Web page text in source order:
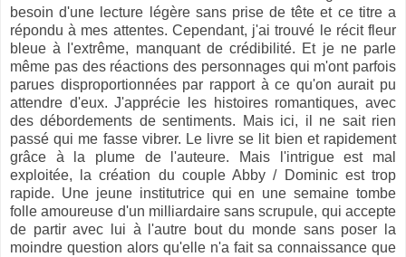
besoin d'une lecture légère sans prise de tête et ce titre a
répondu à mes attentes. Cependant, j'ai trouvé le récit fleur
bleue à l'extrême, manquant de crédibilité. Et je ne parle
même pas des réactions des personnages qui m'ont parfois
parues disproportionnées par rapport à ce qu'on aurait pu
attendre d'eux. J'apprécie les histoires romantiques, avec
des débordements de sentiments. Mais ici, il ne sait rien
passé qui me fasse vibrer. Le livre se lit bien et rapidement
grâce à la plume de l'auteure. Mais l'intrigue est mal
exploitée, la création du couple Abby / Dominic est trop
rapide. Une jeune institutrice qui en une semaine tombe
folle amoureuse d'un milliardaire sans scrupule, qui accepte
de partir avec lui à l'autre bout du monde sans poser la
moindre question alors qu'elle n'a fait sa connaissance que